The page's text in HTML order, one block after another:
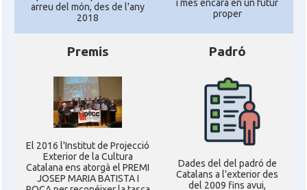
arreu del món, des de l'any
2018
i més encara en un futur
proper
Premis
El 2016 l'Institut de Projecció
Exterior de la Cultura
Catalana ens atorgà el PREMI
JOSEP MARIA BATISTA I
Padró
Dades del del padró de
Catalans a l'exterior des
del 2009 fins avui,